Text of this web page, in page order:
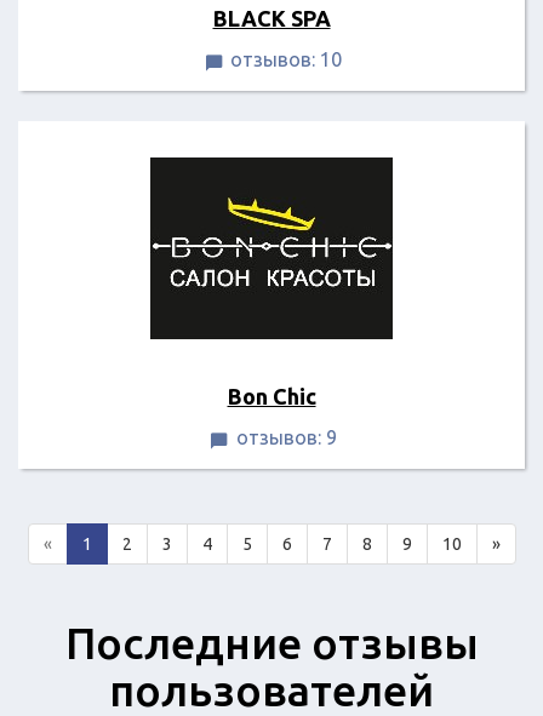
BLACK SPA
 отзывов: 10
Bon Chic
 отзывов: 9
« 1 2 3 4 5 6 7 8 9 10 »
Последние отзывы
пользователей